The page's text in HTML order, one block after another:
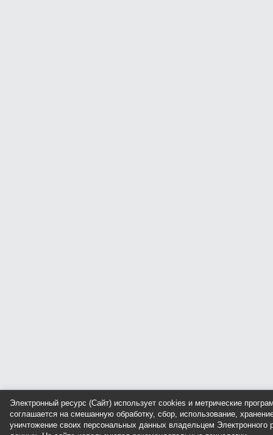
Электронный ресурс (Сайт) использует cookies и метрические
соглашается на смешанную обработку, сбор, использование,
уничтожение своих персональных данных владельцем Электронного